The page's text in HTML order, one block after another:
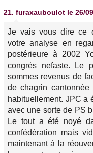
21. furaxauboulot le 26/
Je vais vous dire ce
votre analyse en
postérieure à 2002
congrés nefaste. Le
sommes revenus de
de chagrin
habituellement. JPC a
avec une sorte de PS
Le tout a été noyé
confédération mais
maintenant à la